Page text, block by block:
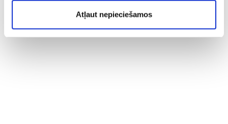
Atļaut nepieciešamos